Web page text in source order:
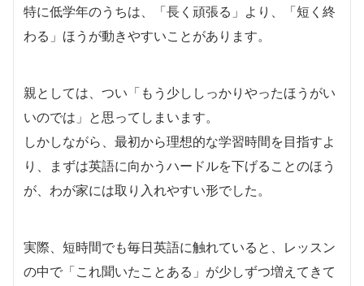
特に低学年のうちは、「長く頑張る」より、「短く終
わる」ほうが動きやすいことがあります。
親としては、つい「もう少ししっかりやったほうがい
いのでは」と思ってしまいます。
しかしながら、最初から理想的な学習時間を目指すよ
り、まずは英語に向かうハードルを下げることのほう
が、わが家には取り入れやすい形でした。
実際、短時間でも毎日英語に触れていると、レッスン
の中で「これ聞いたことある」が少しずつ増えてきて